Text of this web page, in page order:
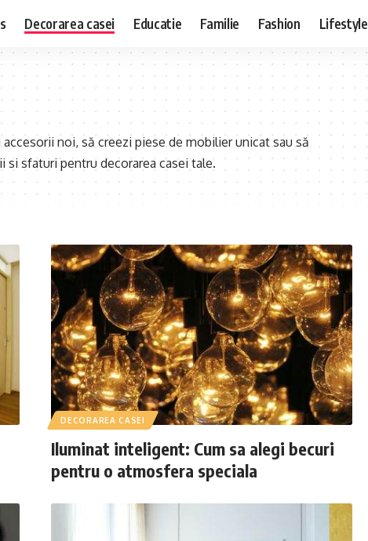
Decorarea casei Educatie Familie Fashion Lifestyle
noi, să creezi piese de mobilier unicat sau să
sfaturi pentru decorarea casei tale.
DECORAREA CASEI
Iluminat inteligent: Cum sa alegi becuri
pentru o atmosfera speciala